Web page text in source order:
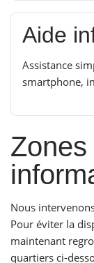
Aide
Assistance
smartphone,
Zones
Nous
Pour éviter la
maintenant
quartiers ci-